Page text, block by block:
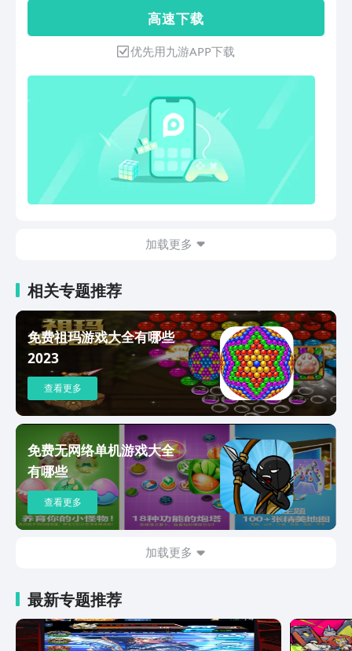
计的辅助道具，挑战高分，玩法多元化！
*真实物理碰撞效果，炫丽的游戏画面，
完美的游戏体验！
高 速 下 载
优先用九游APP下载
加载更多
相关专题推荐
免费祖玛游戏大全有哪些
2023
查看更多
免费无网络单机游戏大全
有哪些
查看更多
加载更多
最新专题推荐